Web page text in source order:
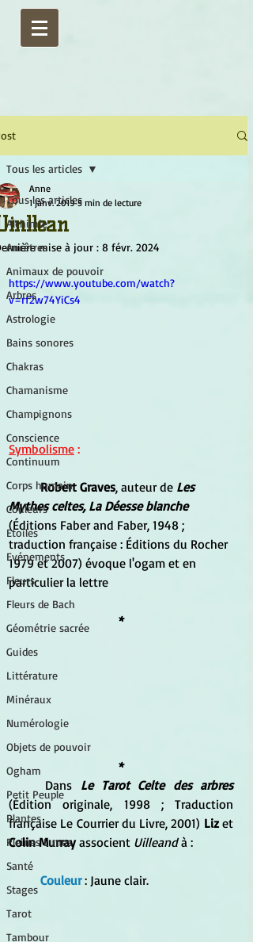
Tous les articles
Alchimie
Ancêtres
Animaux de pouvoir
Arbres
Astrologie
Bains sonores
Chakras
Chamanisme
Champignons
Conscience
Continuum
Corps humain
Couleurs
Etoiles
Evénements
Fleurs
Fleurs de Bach
Géométrie sacrée
Guides
Littérature
Minéraux
Numérologie
Objets de pouvoir
Ogham
Petit Peuple
Plantes
Pleines Lunes
Santé
Stages
Tarot
Tambour
Tous les articles
Anne
1 janv. 2019 5 min de lecture
mise à jour : 8 févr. 2024
https://www.youtube.com/watch?
v=rf2w74YiCs4
Symbolisme :
Robert Graves, auteur de Les
Mythes celtes, La Déesse blanche
(Éditions Faber and Faber, 1948 ;
traduction française : Éditions du Rocher
1979 et 2007) évoque l'ogam et en
particulier la lettre
*
*
	Dans
Le Tarot Celte des arbres
(Édition originale, 1998 ; Traduction
française Le Courrier du Livre, 2001) Liz
Colin Murray associent Uilleand à :
Couleur : Jaune clair.